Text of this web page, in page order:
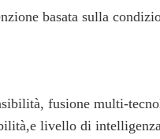
basata sulla
fusione multi-
livello di